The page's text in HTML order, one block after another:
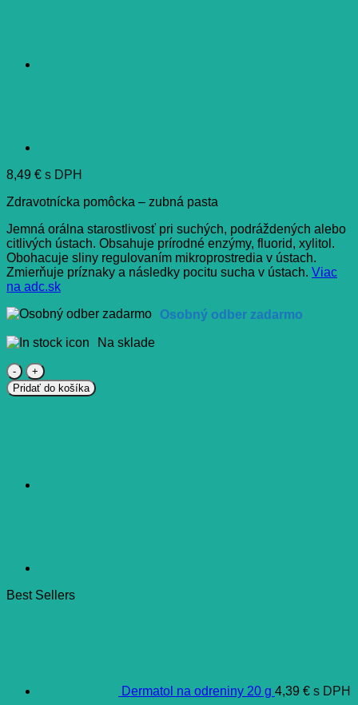
8,49 € s DPH
Zdravotnícka pomôcka – zubná pasta
Jemná orálna starostlivosť pri suchých, podráždených alebo
citlivých ústach. Obsahuje prírodné enzýmy, fluorid, xylitol.
Obohacuje sliny regulovaním mikroprostredia v ústach.
Zmierňuje príznaky a následky pocitu sucha v ústach. Viac
na adc.sk
Osobný odber zadarmo
Na sklade
množstvo
BIOXTRA
Sucho
50
Pridať do košíka
Best Sellers
Dermatol na odreniny 20 g 4,39 € s DPH